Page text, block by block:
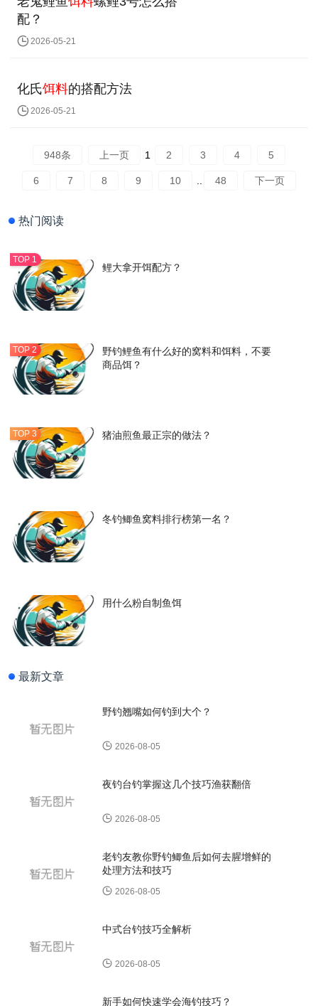
配？
2026-05-21
化氏饵料的搭配方法
2026-05-21
948条 上一页 1 2 3 4 5
6 7 8 9 10 48 下一页
热门阅读
鲤大拿开饵配方？
野钓鲤鱼有什么好的窝料和饵料，不要
商品饵？
猪油煎鱼最正宗的做法？
冬钓鲫鱼窝料排行榜第一名？
用什么粉自制鱼饵
最新文章
野钓翘嘴如何钓到大个？
2026-08-05
夜钓台钓掌握这几个技巧渔获翻倍
2026-08-05
老钓友教你野钓鲫鱼后如何去腥增鲜的
处理方法和技巧
2026-08-05
中式台钓技巧全解析
2026-08-05
新手如何快速学会海钓技巧？